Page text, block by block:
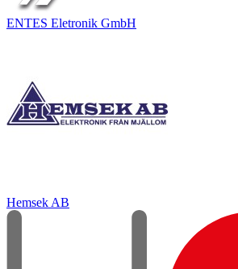
ENTES Eletronik GmbH
Hemsek AB